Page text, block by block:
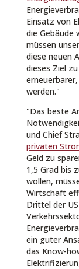
Einsatz von
die Gebäude
müssen
diese neuen
dieses Ziel
werden."
"Das beste
und Chief
privaten
Geld zu
1,5 Grad bis
wollen,
Wirtschaft
Drittel der
ein guter
das Know-